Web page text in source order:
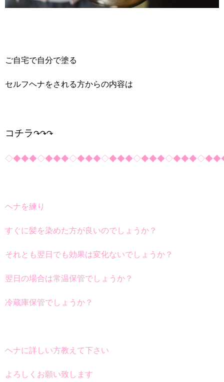
ご自宅で自分で塗る
セルフヘナをされる方からの内容は
コチラ↷↷↷
ヘナを練り
すぐに髪を染めた方が良いのでしょうか？
それとも翌日でも効果は変化ないでしょうか？
翌日の場合は常温保管でしょうか？
冷蔵庫保管でしょうか？
ヘナに詳しい方教えて下さい
よろしくお願い致します